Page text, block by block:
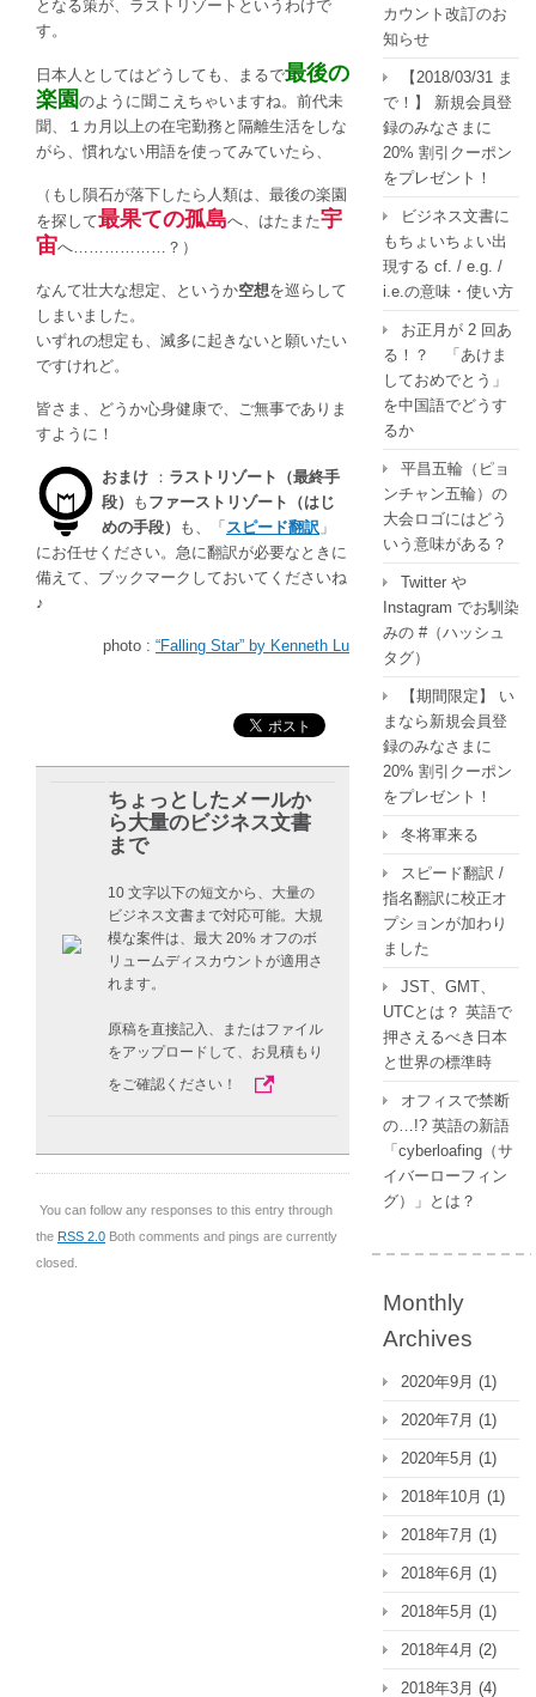
となる策が、 ラストリゾート というわけで
す。
日本人としてはどうしても、まるで最後の
楽園のように聞こえちゃいますね。前代未
聞、１カ月以上の在宅勤務と隔離生活をしな
がら、慣れない用語を使ってみていたら、
（もし隕石が落下したら人類は、最後の楽園
を探して最果ての孤島へ、はたまた宇
宙へ………………？）
なんて壮大な想定、というか空想を巡らして
しまいました。
いずれの想定も、滅多に起きないと願いたい
ですけれど。
皆さま、どうか心身健康で、ご無事でありま
すように！
おまけ ： ラストリゾート（最終手
段）
も ファーストリゾート（はじ
めの手段）
も、「 スピード翻訳 」
にお任せください。急に翻訳が必要なときに
備えて、ブックマークしておいてくださいね
♪
photo : “Falling Star” by Kenneth Lu
ちょっとしたメールか
ら大量のビジネス文書
まで
10 文字以下の短文から、大量の
ビジネス文書まで対応可能。大規
模な案件は、最大 20% オフのボ
リュームディスカウントが適用さ
れます。
原稿を直接記入、またはファイル
をアップロードして、お見積もり
をご確認ください！
You can follow any responses to this entry through
the RSS 2.0 Both comments and pings are currently
closed.
カウント改訂のお
知らせ
【2018/03/31 ま
で！】 新規会員登
録のみなさまに
20% 割引クーポン
をプレゼント！
ビジネス文書に
もちょいちょい出
現する cf. / e.g. /
i.e.の意味・使い方
お正月が 2 回あ
る！？ 「あけま
しておめでとう」
を中国語でどうす
るか
平昌五輪（ピョ
ンチャン五輪）の
大会ロゴにはどう
いう意味がある？
Twitter や
Instagram でお馴染
みの #（ハッシュ
タグ）
【期間限定】 い
まなら新規会員登
録のみなさまに
20% 割引クーポン
をプレゼント！
冬将軍来る
スピード翻訳 /
指名翻訳に校正オ
プションが加わり
ました
JST、GMT、
UTCとは？ 英語で
押さえるべき日本
と世界の標準時
オフィスで禁断
の…!? 英語の新語
「cyberloafing（サ
イバーローフィン
グ）」とは？
Monthly
Archives
2020年9月 (1)
2020年7月 (1)
2020年5月 (1)
2018年10月 (1)
2018年7月 (1)
2018年6月 (1)
2018年5月 (1)
2018年4月 (2)
2018年3月 (4)